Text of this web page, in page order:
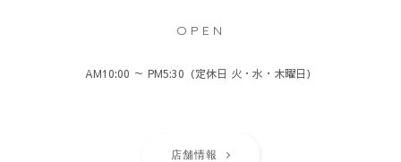
OPEN
AM10:00 ～ PM5:30（定休日 火・水・木曜日）
店舗情報